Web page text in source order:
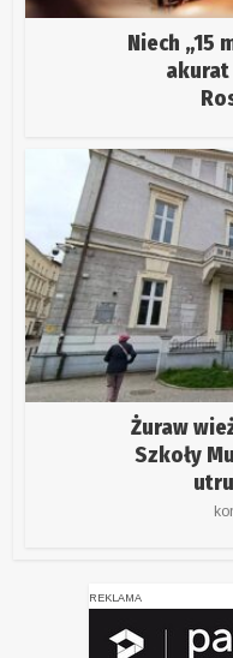
Niech „15
Żuraw
Szkoły
REKLAMA